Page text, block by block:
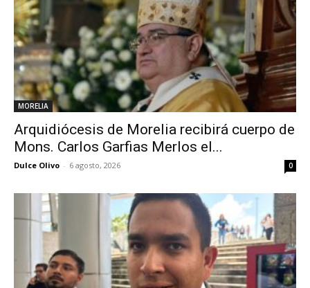
MORELIA
Arquidiócesis de Morelia recibirá cuerpo de
Mons. Carlos Garfias Merlos el...
Dulce Olivo - 6 agosto, 2026 0